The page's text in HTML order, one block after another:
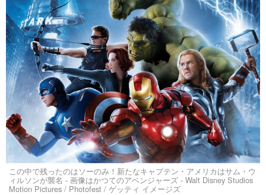
この中で残ったのはソーのみ！新たなキャプテン・アメリカはサム・ウ
ィルソンが襲名 - 画像はかつてのアベンジャーズ - Walt Disney Studios
Motion Pictures / Photofest / ゲッティ イメージズ